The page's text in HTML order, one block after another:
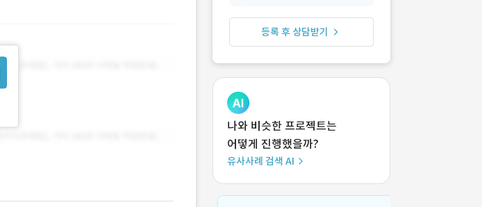
등록 후 상담받기
나와 비슷한 프로젝트는
어떻게 진행했을까?
유사사례 검색 AI